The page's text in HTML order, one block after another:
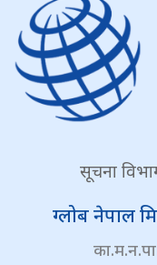
सूचना
ग्लोब नेपाल